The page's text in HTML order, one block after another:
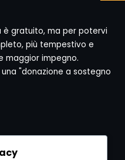
è gratuito, ma per potervi
più tempestivo e
maggior impegno.
"donazione a sostegno